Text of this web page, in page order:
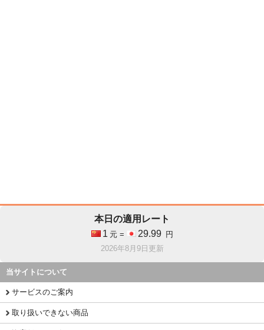
本日の適用レート
1 元 = 29.99
円
2026年8月9日更新
当サイトについて
サービスのご案内
取り扱いできない商品